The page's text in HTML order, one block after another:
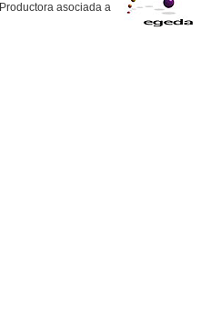
Productora asociada a